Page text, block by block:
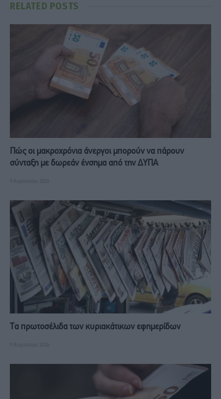
RELATED POSTS
Πώς οι μακροχρόνια άνεργοι μπορούν να πάρουν
σύνταξη με δωρεάν ένσημα από την ΔΥΠΑ
9 Αυγούστου, 2026
Τα πρωτοσέλιδα των κυριακάτικων εφημερίδων
9 Αυγούστου, 2026